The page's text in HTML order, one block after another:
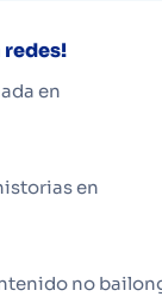
redes!
en
en
no